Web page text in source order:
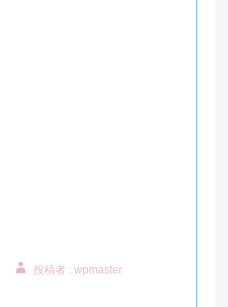
投稿者 : wpmaster